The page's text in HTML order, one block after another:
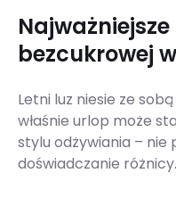
bezcukrowej
Letni luz niesie ze
właśnie urlop może
stylu odżywiania – nie
doświadczanie różnicy.